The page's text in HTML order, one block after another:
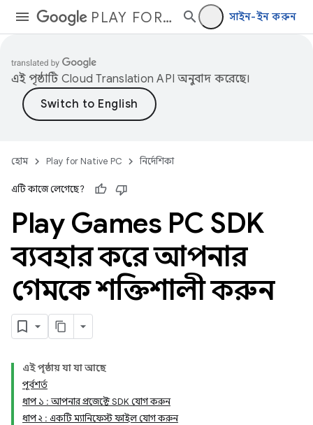
PLAY FOR NATIVE PC সাইন-ইন করুন
এই পৃষ্ঠাটি Cloud Translation API অনুবাদ করেছে।
হোম Play for Native PC নির্দেশিকা
এটি কাজে লেগেছে?
Play Games PC SDK
ব্যবহার করে আপনার
গেমকে শক্তিশালী করুন
এই পৃষ্ঠায় যা যা আছে
পূর্বশর্ত
ধাপ ১ : আপনার প্রজেক্টে SDK যোগ করুন
ধাপ ২ : একটি ম্যানিফেস্ট ফাইল যোগ করুন